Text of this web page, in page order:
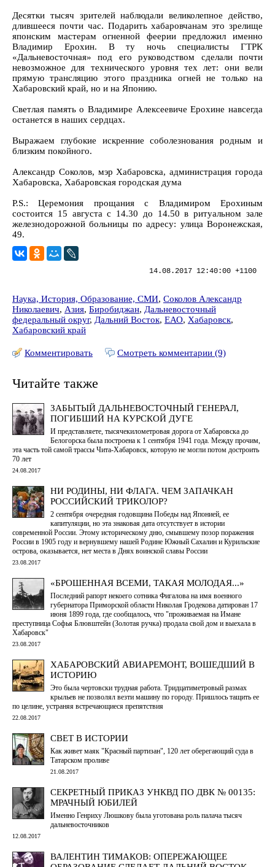
Десятки тысяч зрителей наблюдали великолепное действо,
длившееся почти час. Подарить хабаровчанам это зрелище
японским мастерам огненной феерии предложил именно
Владимир Ерохин. В ту ночь специалисты ГТРК
«Дальневосточная» под его руководством сделали почти
невозможное для технического уровня тех лет: они вели
прямую трансляцию этого праздника огней не только на
Хабаровский край, но и на Японию.
Светлая память о Владимире Алексеевиче Ерохине навсегда
оста­нется в наших сердцах.
Выражаем глубокие искренние соболезнования родным и
близким покойного.
Александр Соколов, мэр Хабаровска, администрация города
Хабаровска, Хабаровская городская дума
P.S.: Церемония прощания с Владимиром Ерохиным
состоится 15 августа с 14.30 до 14.50 в ритуальном зале
железнодорожной больницы по адресу: улица Воронежская,
49.
14.08.2017 12:40:00 +1100
Наука, История, Образование, СМИ, Соколов Александр
Николаевич, Азия, Биробиджан, Дальневосточный
федеральный округ, Дальний Восток, ЕАО, Хабаровск,
Хабаровский край
Комментировать Смотреть комментарии (9)
Читайте также
ЗАБЫТЫЙ ДАЛЬНЕВОСТОЧНЫЙ ГЕНЕРАЛ,
ПОГИБШИЙ НА КУРСКОЙ ДУГЕ
И представляете, тысячекилометровая дорога от Хабаровска до
Белогорска была построена к 1 сентября 1941 года. Между прочим,
эта часть той самой трассы Чита-Хабаровск, которую не могли потом достроить
70 лет
24.08.2017
НИ РОДИНЫ, НИ ФЛАГА. ЧЕМ ЗАПАЧКАН
РОССИЙСКИЙ ТРИКОЛОР?
2 сентября очередная годовщина Победы над Японией, ее
капитуляции, но эта знаковая дата отсутствует в истории
современной России. Этому историческому дню, смывшему позор поражения
России в 1905 году и вернувшему нашей Родине Южный Сахалин и Курильские
острова, оказывается, нет места в Днях воинской славы России
23.08.2017
«БРОШЕННАЯ ВСЕМИ, ТАКАЯ МОЛОДАЯ...»
Последний рапорт некоего сотника Фигалова на имя военного
губернатора Приморской области Николая Гродекова датирован 17
июня 1899 года, где сообщалось, что "проживаемая на Имане
преступница Софья Блювштейн (Золотая ручка) продала свой дом и выехала в
Хабаровск"
23.08.2017
ХАБАРОВСКИЙ АВИАРЕМОНТ, ВОШЕДШИЙ В
ИСТОРИЮ
Это была чертовски трудная работа. Тридцатиметровый размах
крыльев не позволял везти машину по городу. Пришлось тащить ее
по целине, устраняя встречающиеся препятствия
22.08.2017
СВЕТ В ИСТОРИИ
Как живет маяк "Красный партизан", 120 лет оберегающий суда в
Татарском проливе
21.08.2017
СЕКРЕТНЫЙ ПРИКАЗ УНКВД ПО ДВК № 00135:
МРАЧНЫЙ ЮБИЛЕЙ
Именно Генриху Люшкову была уготована роль палача тысяч
дальневосточников
12.08.2017
ВАЛЕНТИН ТИМАКОВ: ОПЕРЕЖАЮЩЕЕ